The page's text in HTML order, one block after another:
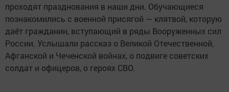
проходят празднования в наши дни. Обучающиеся
познакомились с военной присягой — клятвой, которую
даёт гражданин, вступающий в ряды Вооруженных сил
России. Услышали рассказ о Великой Отечественной,
Афганской и Чеченской войнах, о подвиге советских
солдат и офицеров, о героях СВО.